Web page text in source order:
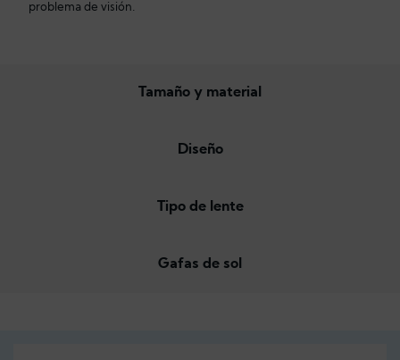
problema de visión.
Tamaño y material
Diseño
Tipo de lente
Gafas de sol